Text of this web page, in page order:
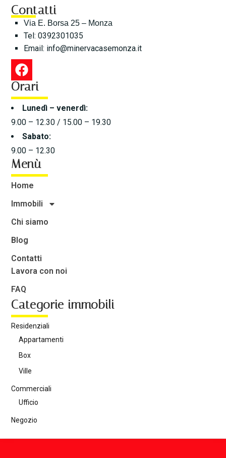
Contatti
Via E. Borsa 25 – Monza
Tel: 0392301035
Email: info@minervacasemonza.it
Orari
Lunedì – venerdì:
9.00 – 12.30 / 15.00 – 19.30
Sabato:
9.00 – 12.30
Menù
Home
Immobili
Chi siamo
Blog
Contatti
Lavora con noi
FAQ
Categorie immobili
Residenziali
Appartamenti
Box
Ville
Commerciali
Ufficio
Negozio